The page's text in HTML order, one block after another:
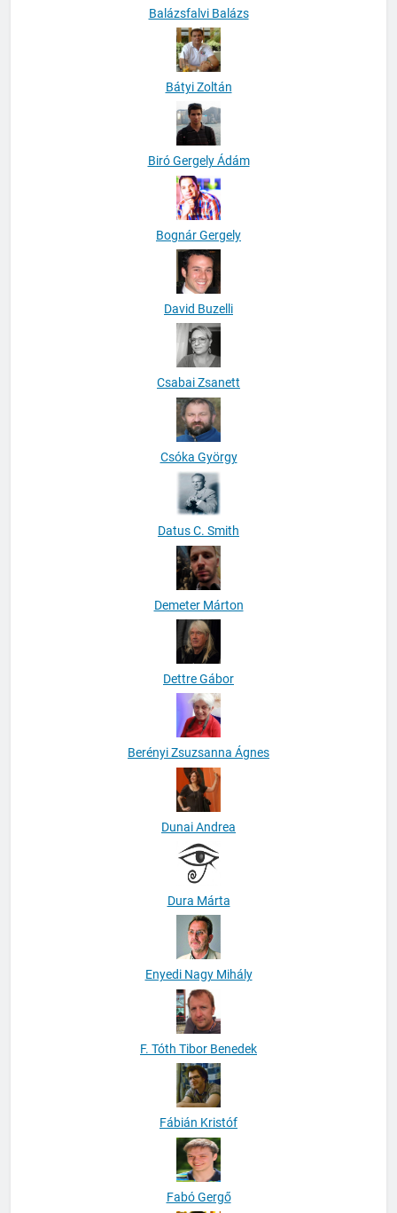
Balázsfalvi Balázs
Bátyi Zoltán
Biró Gergely Ádám
Bognár Gergely
David Buzelli
Csabai Zsanett
Csóka György
Datus C. Smith
Demeter Márton
Dettre Gábor
Berényi Zsuzsanna Ágnes
Dunai Andrea
Dura Márta
Enyedi Nagy Mihály
F. Tóth Tibor Benedek
Fábián Kristóf
Fabó Gergő